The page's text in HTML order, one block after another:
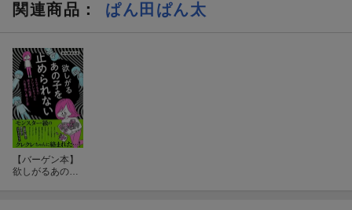
関連商品 ： ぱん田ぱん太
【バーゲン本】
欲しがるあの子